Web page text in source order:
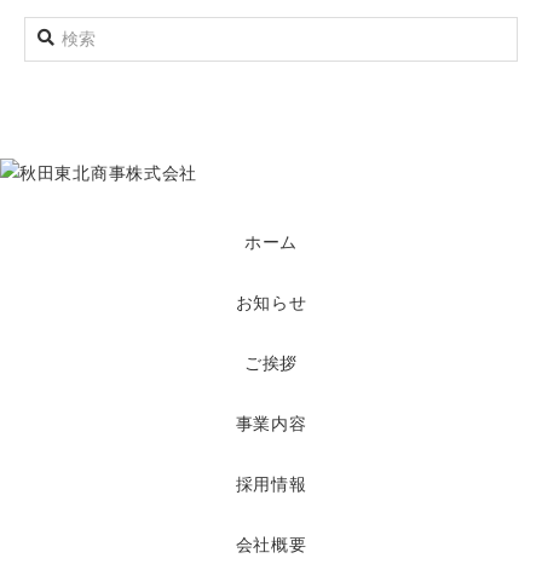
ホーム
お知らせ
ご挨拶
事業内容
採用情報
会社概要